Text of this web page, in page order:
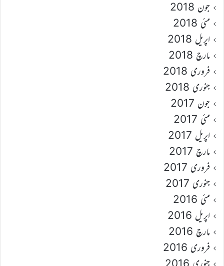
جون 2018
مئی 2018
اپریل 2018
مارچ 2018
فروری 2018
جنوری 2018
جون 2017
مئی 2017
اپریل 2017
مارچ 2017
فروری 2017
جنوری 2017
مئی 2016
اپریل 2016
مارچ 2016
فروری 2016
جنوری 2016